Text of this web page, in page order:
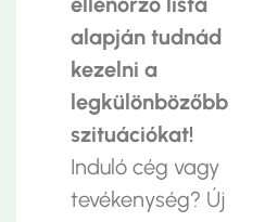
alapján tudnád
kezelni a
legkülönbözőbb
szituációkat!
Induló cég vagy
tevékenység? Új